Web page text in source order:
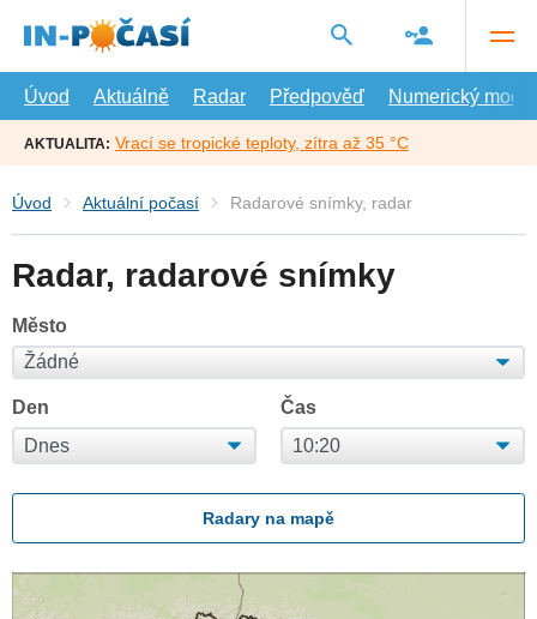
hlavní
Úvod
Aktuálně Radar Předpověď Numerický model
AKTUALITA: Vrací se tropické teploty, zítra až 35 °C
Úvod Aktuální počasí Radarové snímky, radar
Radar, radarové snímky
Město
Den Čas
Radary na mapě